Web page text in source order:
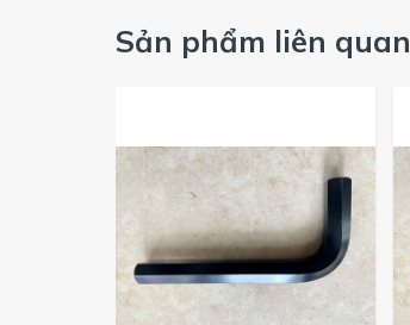
Sản phẩm liên quan